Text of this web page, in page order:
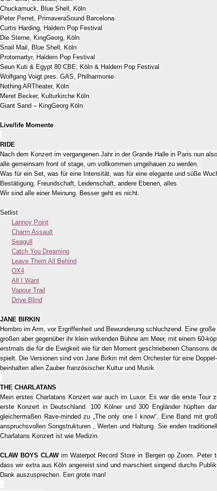
Chuckamuck, Blue Shell, Köln
Peter Perret, PrimaveraSound Barcelona
Curtis Harding, Haldern Pop Festival
Die Sterne, KingGeorg, Köln
Snail Mail, Blue Shell, Köln
Protomartyr, Haldern Pop Festival
Seun Kuti & Egypt 80 CBE, Köln & Haldern Pop Festival
Wolfgang Voigt pres. GAS, Philharmonie
Nothing ARTheater, Köln
Meret Becker, Kulturkirche Köln
Giant Sand – KingGeorg Köln
Live/life Momente
RIDE
Nach dem Konzert im vergangenen Jahr in der Grande Halle in Paris nun
alle gemeinsam front of stage, um vollkommen umgehauen zu werden.
Was für ein Set, was für eine Intensität, was für eine elegante und süße
Bestätigung, Freundschaft, Leidenschaft, andere Ebenen, alles.
Wir sind alle einer Meinung. Besser geht es nicht.
Setlist
Lannoy Point
Charm Assault
Seagull
Catch You Dreaming
Leave Them All Behind
OX4
All I Want
Vapour Trail
Drive Blind
JANE BIRKIN
Hombro im Arm, vor Ergriffenheit und Bewunderung schluchzend. Eine
großen aber gegenüber ihr klein wirkenden Bühne am Meer, mit einem 60-
erstmals die für die Ewigkeit wie für den Moment geschriebenen Chansons
spielt. Die Versionen sind von Jane Birkin mit dem Orchester für eine
beinhalten allen Zauber französischer Kultur und Musik.
THE CHARLATANS
Mein erstes Charlatans Konzert war auch im Luxor. Es war die erste Tour
erste Konzert in Deutschland. 100 Kölner und 300 Engländer hüpften
gleichermaßen Rave-minded zu „The only one I know“. Eine Band mit
anspruchsvollen Songstrukturen , Werten und Haltung. Sie enden
Charlatans Konzert ist wie Medizin.
CLAW BOYS CLAWim Waterpot Record Store in Bergen op Zoom. Peter
dass wir extra aus Köln angereist sind und marschiert singend durchs
Dank auszusprechen. Een grote man!